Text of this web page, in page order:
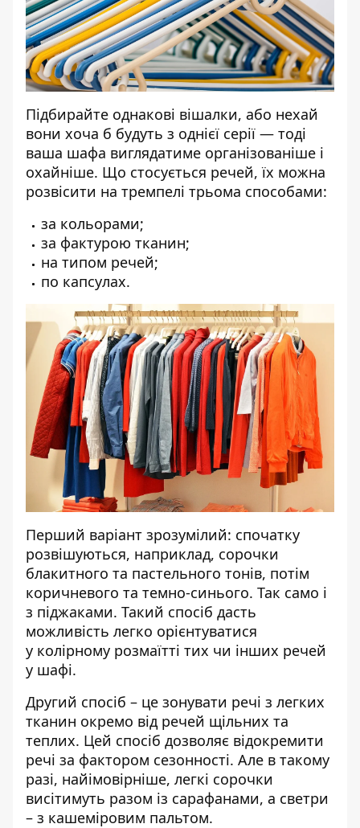
Підбирайте однакові вішалки, або нехай
вони хоча б будуть з однієї серії — тоді
ваша шафа виглядатиме організованіше і
охайніше. Що стосується речей, їх можна
розвісити на тремпелі трьома способами:
за кольорами;
за фактурою тканин;
на типом речей;
по капсулах.
Перший варіант зрозумілий: спочатку
розвішуються, наприклад, сорочки
блакитного та пастельного тонів, потім
коричневого та темно-синього. Так само і
з піджаками. Такий спосіб дасть
можливість легко орієнтуватися
у колірному розмаїтті тих чи інших речей
у шафі.
Другий спосіб – це зонувати речі з легких
тканин окремо від речей щільних та
теплих. Цей спосіб дозволяє відокремити
речі за фактором сезонності. Але в такому
разі, найімовірніше, легкі сорочки
висітимуть разом із сарафанами, а светри
– з кашеміровим пальтом.